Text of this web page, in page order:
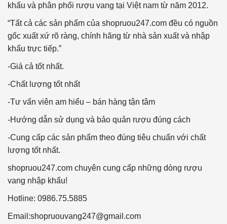
khẩu và phân phối rượu vang tại Việt nam từ năm 2012.
“Tất cả các sản phẩm của shopruou247.com đều có nguồn
gốc xuất xứ rõ ràng, chính hãng từ nhà sản xuất và nhập
khẩu trực tiếp.”
-Giá cả tốt nhất.
-Chất lượng tốt nhất
-Tư vấn viên am hiểu – bán hàng tận tâm
-Hướng dẫn sử dụng và bảo quản rượu đúng cách
-Cung cấp các sản phẩm theo đúng tiêu chuẩn với chất
lượng tốt nhất.
shopruou247.com chuyên cung cấp những dòng rượu
vang nhập khẩu!
Hotline: 0986.75.5885
Email:shopruouvang247@gmail.com